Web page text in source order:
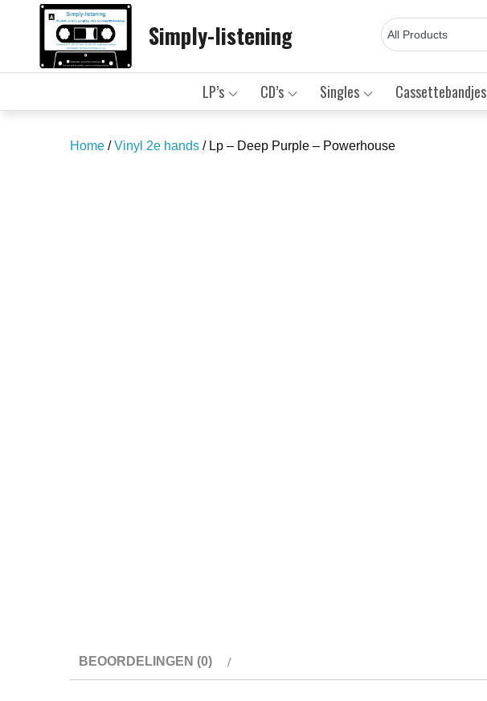
Simply-listening
LP’s CD’s Singles Cassettebandjes
Home /Vinyl 2e hands / Lp – Deep Purple – Powerhouse
BEOORDELINGEN (0)